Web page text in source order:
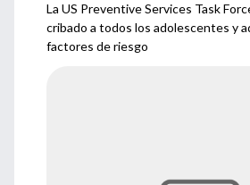
La US Preventive Services Task
cribado a todos los adolescentes y
factores de riesgo